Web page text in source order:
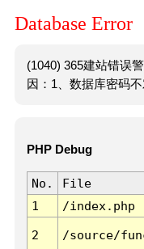
Database Error
(1040) 365建站错误
因：1、数据库密码
PHP Debug
No. File
1
/index.php
2 /source/